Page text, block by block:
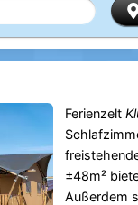
Ferienzelt
±48m²
Außerdem